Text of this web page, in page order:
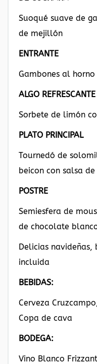
Suoqué suave de
de mejillón
ENTRANTE
Gambones al
ALGO REFRESCANTE
Sorbete de limón
PLATO PRINCIPAL
Tournedó de
beicon con salsa
POSTRE
Semiesfera de
de chocolate
Delicias
incluida
BEBIDAS:
Cerveza
Copa de cava
BODEGA:
Vino Blanco